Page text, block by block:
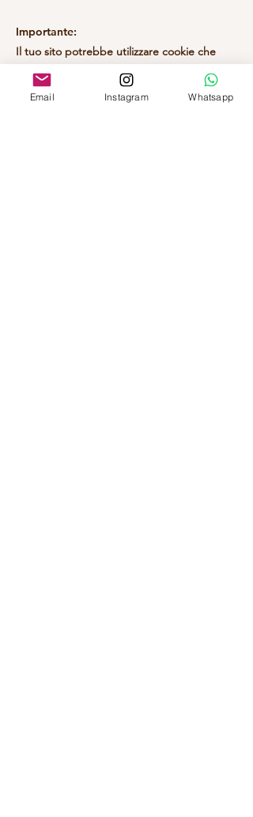
Importante:
Il tuo sito potrebbe utilizzare cookie che
non sono elencati nella tabella qui sopra, ad
esempio, sono utilizzate soluzioni per
Email Instagram Whatsapp